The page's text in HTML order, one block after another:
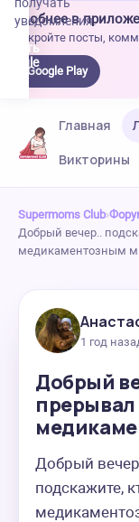
Удобнее в
Откройте посты,
Google Play
уведомления.
Главная
Викторины
Supermoms Club›
Добрый вечер..
медикаментозным
1 год
Добрый
Добрый
подскажите,